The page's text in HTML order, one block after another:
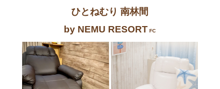
ひとねむり 南林間
by NEMU RESORT FC